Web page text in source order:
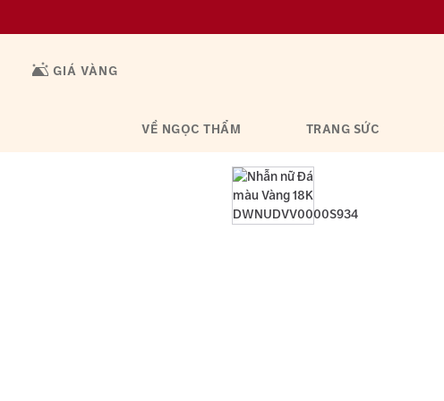
GIÁ VÀNG
VỀ NGỌC THẨM TRANG SỨC